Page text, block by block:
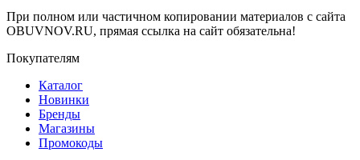
При полном или частичном копировании материалов с сайта
OBUVNOV.RU, прямая ссылка на сайт обязательна!
Покупателям
Каталог
Новинки
Бренды
Магазины
Промокоды